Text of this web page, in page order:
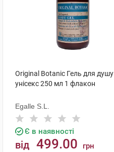
Original Botanic Гель для душу
унісекс 250 мл 1 флакон
Egalle S.L.
Є в наявності
від 499.00 грн